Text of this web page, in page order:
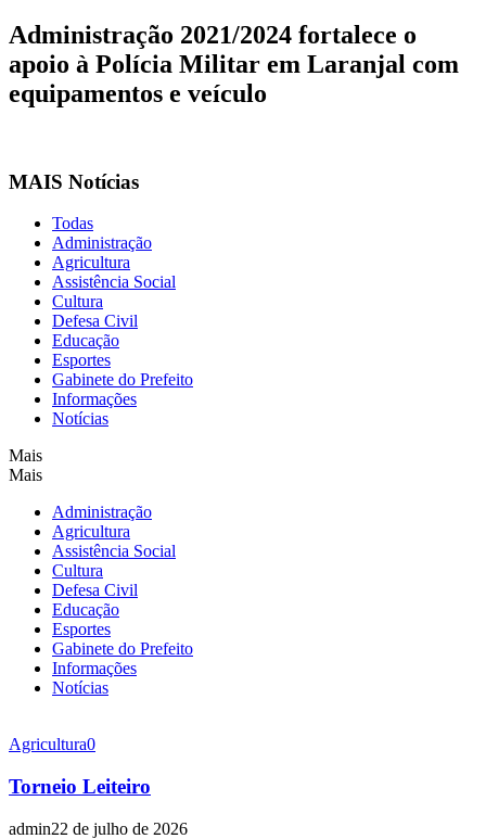
Administração 2021/2024 fortalece o
apoio à Polícia Militar em Laranjal com
equipamentos e veículo
MAIS Notícias
Todas
Administração
Agricultura
Assistência Social
Cultura
Defesa Civil
Educação
Esportes
Gabinete do Prefeito
Informações
Notícias
Mais
Mais
Administração
Agricultura
Assistência Social
Cultura
Defesa Civil
Educação
Esportes
Gabinete do Prefeito
Informações
Notícias
Agricultura0
Torneio Leiteiro
admin22 de julho de 2026